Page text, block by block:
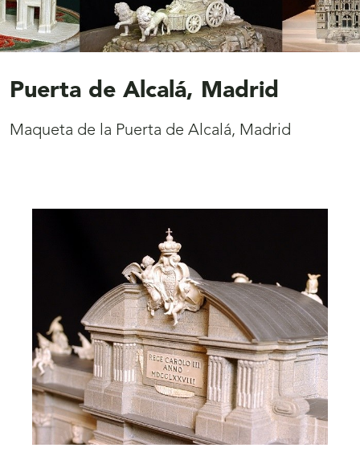
Puerta de Alcalá, Madrid
Maqueta de la Puerta de Alcalá, Madrid